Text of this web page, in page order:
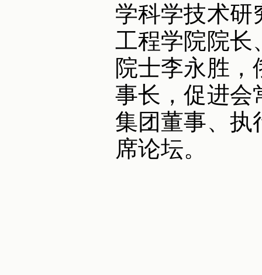
学科学技术研
工程学院院长
院士李永胜
事长，促进会
集团董事、执
席论坛。